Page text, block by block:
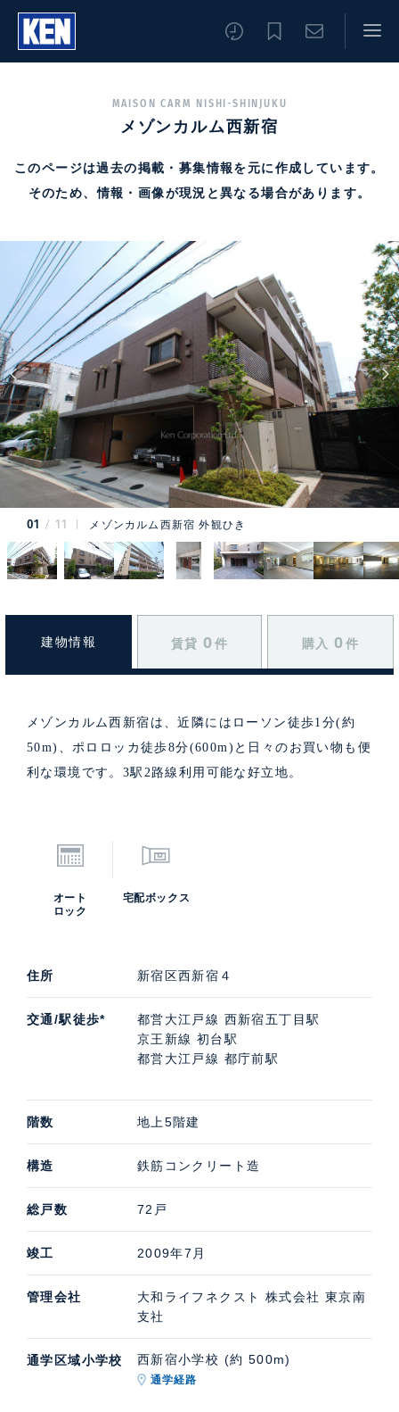
MAISON CARM NISHI-SHINJUKU
メゾンカルム西新宿
このページは過去の掲載・募集情報を元に作成しています。
そのため、情報・画像が現況と異なる場合があります。
01 11 メゾンカルム西新宿 外観ひき
建物情報 賃貸 0 件 購入 0 件
メゾンカルム西新宿は、近隣にはローソン徒歩1分(約
50m)、ポロロッカ徒歩8分(600m)と日々のお買い物も便
利な環境です。3駅2路線利用可能な好立地。
オート
ロック
宅配ボックス
住所 新宿区西新宿４
交通/駅徒歩*
都営大江戸線 西新宿五丁目駅
京王新線 初台駅
都営大江戸線 都庁前駅
階数 地上5階建
構造 鉄筋コンクリート造
総戸数 72戸
竣工 2009年7月
管理会社
大和ライフネクスト 株式会社 東京南
支社
通学区域小学校 西新宿小学校 (約 500m)
通学経路